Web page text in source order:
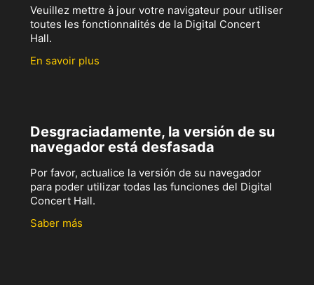
Veuillez mettre à jour votre navigateur pour utiliser
toutes les fonctionnalités de la Digital Concert
Hall.
En savoir plus
Desgraciadamente, la versión de su
navegador está desfasada
Por favor, actualice la versión de su navegador
para poder utilizar todas las funciones del Digital
Concert Hall.
Saber más